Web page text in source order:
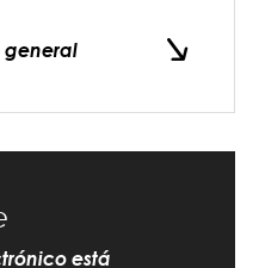
está